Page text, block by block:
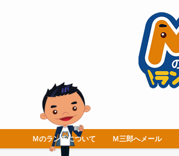
Ｍのランチについて Ｍ三郎へメール